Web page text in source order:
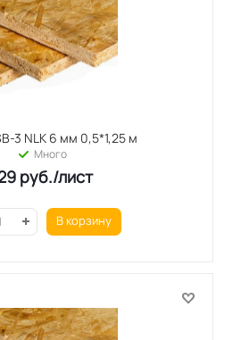
3 NLK 6 мм 0,5*1,25 м
Много
руб./лист
В корзину